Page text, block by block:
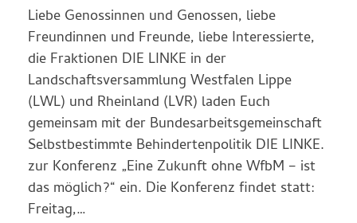
Liebe Genossinnen und Genossen, liebe
Freundinnen und Freunde, liebe Interessierte,
die Fraktionen DIE LINKE in der
Landschaftsversammlung Westfalen Lippe
(LWL) und Rheinland (LVR) laden Euch
gemeinsam mit der Bundesarbeitsgemeinschaft
Selbstbestimmte Behindertenpolitik DIE LINKE.
zur Konferenz „Eine Zukunft ohne WfbM – ist
das möglich?“ ein. Die Konferenz findet statt:
Freitag,…